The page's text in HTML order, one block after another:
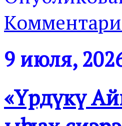
9 июля,
«Үрдүкү